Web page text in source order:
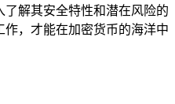
解其安全特性和潜在风险的
，才能在加密货币的海洋中